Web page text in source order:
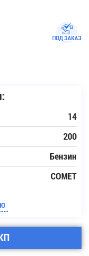
14
200
Бензин
COMET
ПОД ЗАКАЗ